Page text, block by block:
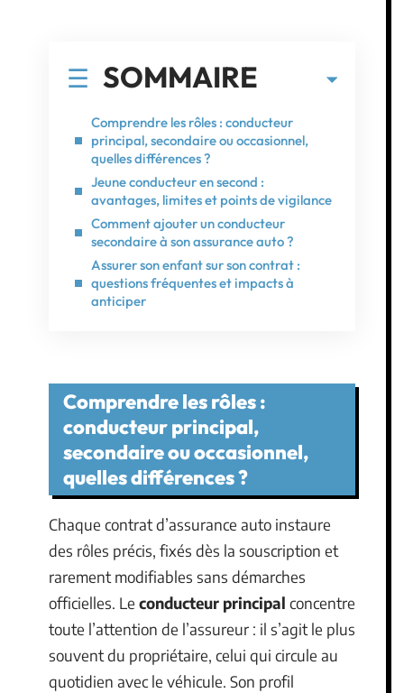
SOMMAIRE
Comprendre les rôles : conducteur
principal, secondaire ou occasionnel,
quelles différences ?
Jeune conducteur en second :
avantages, limites et points de vigilance
Comment ajouter un conducteur
secondaire à son assurance auto ?
Assurer son enfant sur son contrat :
questions fréquentes et impacts à
anticiper
Comprendre les rôles :
conducteur principal,
secondaire ou occasionnel,
quelles différences ?
Chaque contrat d’assurance auto instaure
des rôles précis, fixés dès la souscription et
rarement modifiables sans démarches
officielles. Le conducteur principal concentre
toute l’attention de l’assureur : il s’agit le plus
souvent du propriétaire, celui qui circule au
quotidien avec le véhicule. Son profil